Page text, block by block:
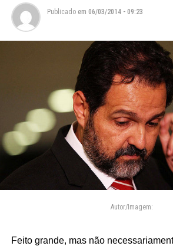
Publicado em 06/03/2014 - 09:23
Autor/Imagem:
Feito grande, mas não